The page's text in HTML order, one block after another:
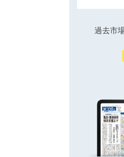
過去市